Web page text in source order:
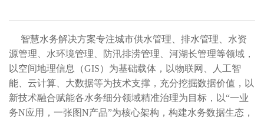
智慧水务解决方案专注城市供水管理、排水管理、水资
源管理、水环境管理、防汛排涝管理、河湖长管理等领域，
以空间地理信息（GIS）为基础载体，以物联网、人工智
能、云计算、大数据等为技术支撑，充分挖掘数据价值，以
新技术融合赋能各水务细分领域精准治理为目标，以“一业
务N应用，一张图N产品”为核心架构，构建水务数据生态，